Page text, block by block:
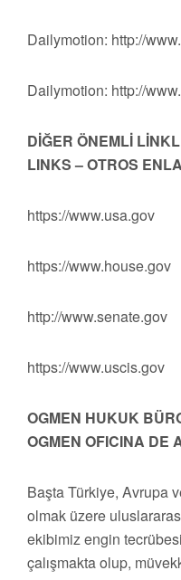
Dailymotion: http://
Dailymotion: http://
DİĞER ÖNEMLİ
LINKS – OTROS
https://www.usa.gov
https://www.house.gov
http://www.senate.gov
https://www.uscis.gov
OGMEN HUKUK
OGMEN OFICINA DE
Başta Türkiye, Avrupa
olmak üzere
ekibimiz engin
çalışmakta olup,